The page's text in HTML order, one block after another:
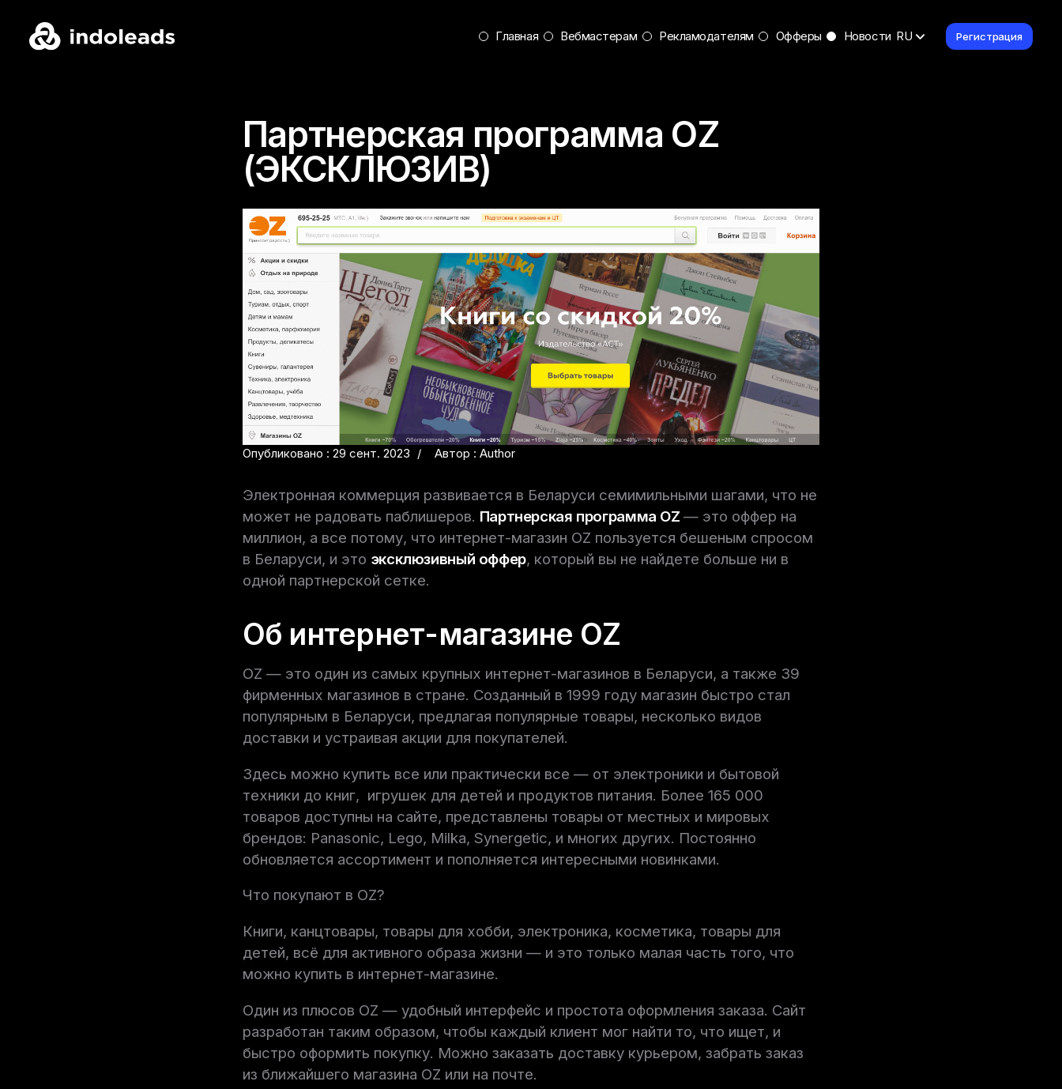
Главная Вебмастерам Рекламодателям Офферы Новости RU Регистрация
Партнерская программа OZ
(ЭКСКЛЮЗИВ)
Опубликовано : 29 сент. 2023 Автор : Author
Электронная коммерция развивается в Беларуси семимильными шагами, что не
может не радовать паблишеров. Партнерская программа OZ— это оффер на
миллион, а все потому, что интернет-магазин OZ пользуется бешеным спросом
в Беларуси, и это эксклюзивный оффер, который вы не найдете больше ни в
одной партнерской сетке.
Об интернет-магазине OZ
OZ — это один из самых крупных интернет-магазинов в Беларуси, а также 39
фирменных магазинов в стране. Созданный в 1999 году магазин быстро стал
популярным в Беларуси, предлагая популярные товары, несколько видов
доставки и устраивая акции для покупателей.
Здесь можно купить все или практически все — от электроники и бытовой
техники до книг, игрушек для детей и продуктов питания. Более 165 000
товаров доступны на сайте, представлены товары от местных и мировых
брендов: Panasonic, Lego, Milka, Synergetic, и многих других. Постоянно
обновляется ассортимент и пополняется интересными новинками.
Что покупают в OZ?
Книги, канцтовары, товары для хобби, электроника, косметика, товары для
детей, всё для активного образа жизни — и это только малая часть того, что
можно купить в интернет-магазине.
Один из плюсов OZ — удобный интерфейс и простота оформления заказа. Сайт
разработан таким образом, чтобы каждый клиент мог найти то, что ищет, и
быстро оформить покупку. Можно заказать доставку курьером, забрать заказ
из ближайшего магазина OZ или на почте.